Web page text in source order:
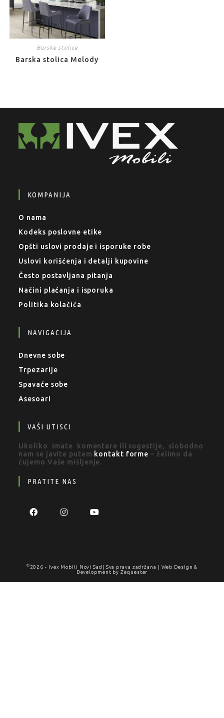
Barske stolice
Barska stolica Melody
KOMPANIJA
O nama
Kodeks poslovne etike
Opšti uslovi prodaje i isporuke robe
Uslovi korišćenja i detalji kupovine
Često postavljana pitanja
Načini plaćanja i isporuka
Politika kolačića
NAVIGACIJA
Dnevne sobe
Trpezarije
Spavaće sobe
Asesoari
VAŠI UTISCI
Ukoliko imate komentare ili sugestije, slobodno
nam se javite putem kontakt forme – želimo da
čujemo Vaše mišljenje.
PRATITE NAS
© 2026 - Ivex Mobili Novi Sad | Sva prava zadržana | Web Design &
Development byZequester